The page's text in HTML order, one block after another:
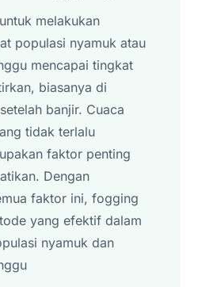
melakukan
populasi nyamuk atau
mencapai tingkat
biasanya di
banjir. Cuaca
tidak terlalu
faktor penting
Dengan
faktor ini, fogging
yang efektif dalam
nyamuk dan